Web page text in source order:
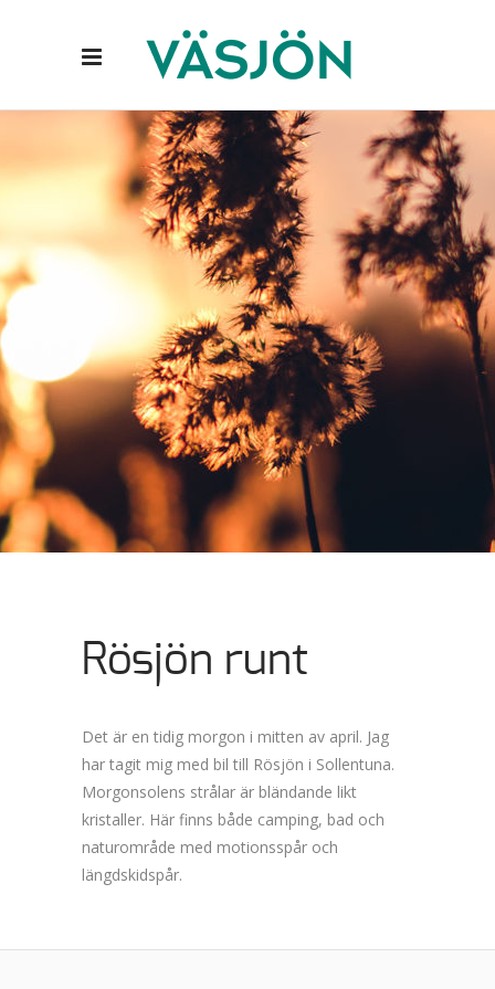
Rösjön runt
Det är en tidig morgon i mitten av april. Jag
har tagit mig med bil till Rösjön i Sollentuna.
Morgonsolens strålar är bländande likt
kristaller. Här finns både camping, bad och
naturområde med motionsspår och
längdskidspår.